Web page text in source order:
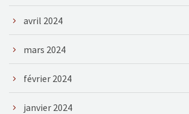
avril 2024
mars 2024
février 2024
janvier 2024